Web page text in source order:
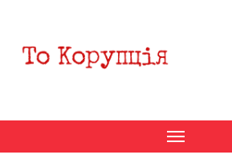
содержанию